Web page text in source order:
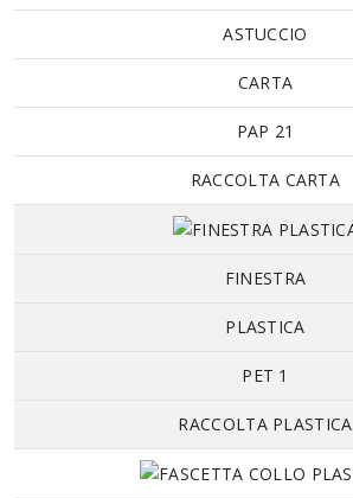
ASTUCCIO
CARTA
PAP 21
RACCOLTA CARTA
FINESTRA
PLASTICA
PET 1
RACCOLTA PLASTICA